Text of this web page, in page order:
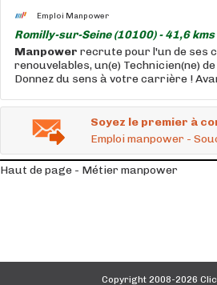
Emploi Manpower
Romilly-sur-Seine (10100) - 41,6 kms
Manpower recrute pour l'un de ses
renouvelables, un(e) Technicien(ne)
Donnez du sens à votre carrière !
Soyez le premier à
Emploi manpower -
Haut de page - Métier manpower
Copyright 2008-2026